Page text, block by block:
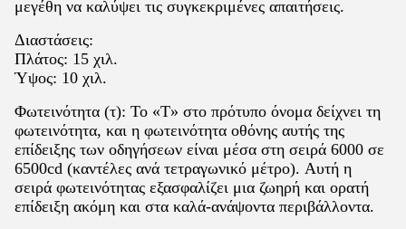
μεγέθη να καλύψει τις συγκεκριμένες απαιτήσεις.
Διαστάσεις:
Πλάτος: 15 χιλ.
Ύψος: 10 χιλ.
Φωτεινότητα (τ): Το «Τ» στο πρότυπο όνομα δείχνει τη
φωτεινότητα, και η φωτεινότητα οθόνης αυτής της
επίδειξης των οδηγήσεων είναι μέσα στη σειρά 6000 σε
6500cd (καντέλες ανά τετραγωνικό μέτρο). Αυτή η
σειρά φωτεινότητας εξασφαλίζει μια ζωηρή και ορατή
επίδειξη ακόμη και στα καλά-ανάψοντα περιβάλλοντα.